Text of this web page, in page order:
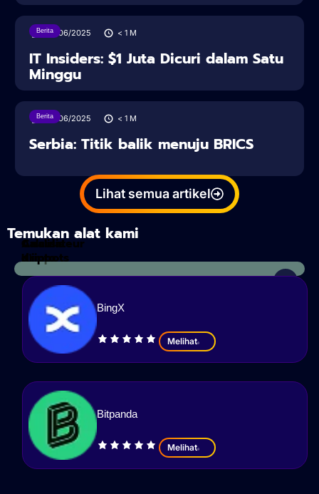
Berita
28/06/2025 < 1 M
IT Insiders: $1 Juta Dicuri dalam Satu
Minggu
Berita
28/06/2025 < 1 M
Serbia: Titik balik menuju BRICS
Lihat semua artikel
Temukan alat kami
Calculateur
d'impots
Analisis
Kripto
BingX
Melihat
Bitpanda
Melihat